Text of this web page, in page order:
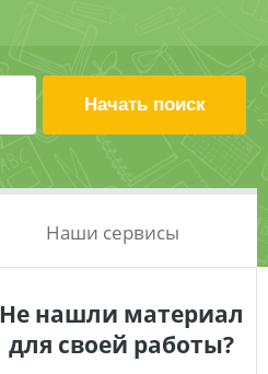
Наши сервисы
Не нашли материал
для своей работы?